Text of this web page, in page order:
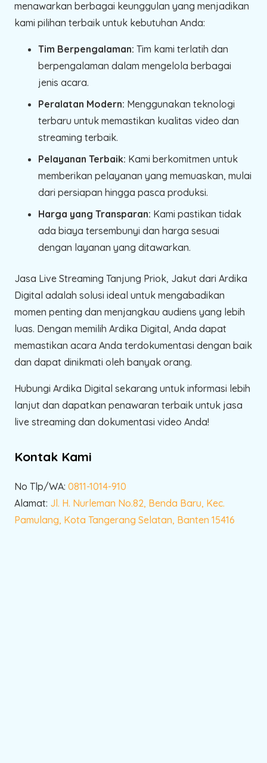
menawarkan berbagai keunggulan yang menjadikan
kami pilihan terbaik untuk kebutuhan Anda:
Tim Berpengalaman: Tim kami terlatih dan
berpengalaman dalam mengelola berbagai
jenis acara.
Peralatan Modern: Menggunakan teknologi
terbaru untuk memastikan kualitas video dan
streaming terbaik.
Pelayanan Terbaik: Kami berkomitmen untuk
memberikan pelayanan yang memuaskan, mulai
dari persiapan hingga pasca produksi.
Harga yang Transparan: Kami pastikan tidak
ada biaya tersembunyi dan harga sesuai
dengan layanan yang ditawarkan.
Jasa Live Streaming Tanjung Priok, Jakut dari Ardika
Digital adalah solusi ideal untuk mengabadikan
momen penting dan menjangkau audiens yang lebih
luas. Dengan memilih Ardika Digital, Anda dapat
memastikan acara Anda terdokumentasi dengan baik
dan dapat dinikmati oleh banyak orang.
Hubungi Ardika Digital sekarang untuk informasi lebih
lanjut dan dapatkan penawaran terbaik untuk jasa
live streaming dan dokumentasi video Anda!
Kontak Kami
No Tlp/WA: 0811-1014-910
Alamat: Jl. H. Nurleman No.82, Benda Baru, Kec.
Pamulang, Kota Tangerang Selatan, Banten 15416